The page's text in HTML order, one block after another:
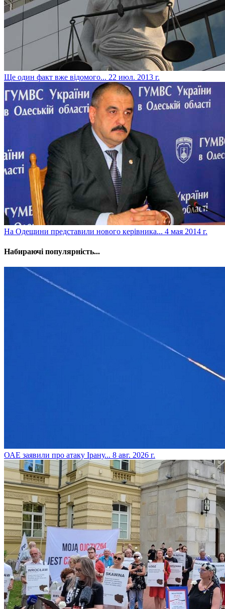
Ще один факт вже відомого... 22 июл. 2013 г.
На Одещини представили нового керівника... 4 мая 2014 г.
Набираючі популярність...
​ОАЕ заявили про атаку Ірану... 8 авг. 2026 г.